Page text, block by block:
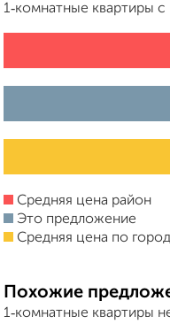
1‑комнатные квартиры
Средняя цена район
Это предложение
Средняя цена по
Похожие
1‑комнатные квартиры